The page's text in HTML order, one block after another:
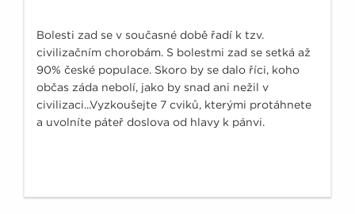
Bolesti zad se v současné době řadí k tzv.
civilizačním chorobám. S bolestmi zad se setká až
90% české populace. Skoro by se dalo říci, koho
občas záda nebolí, jako by snad ani nežil v
civilizaci...Vyzkoušejte 7 cviků, kterými protáhnete
a uvolníte páteř doslova od hlavy k pánvi.